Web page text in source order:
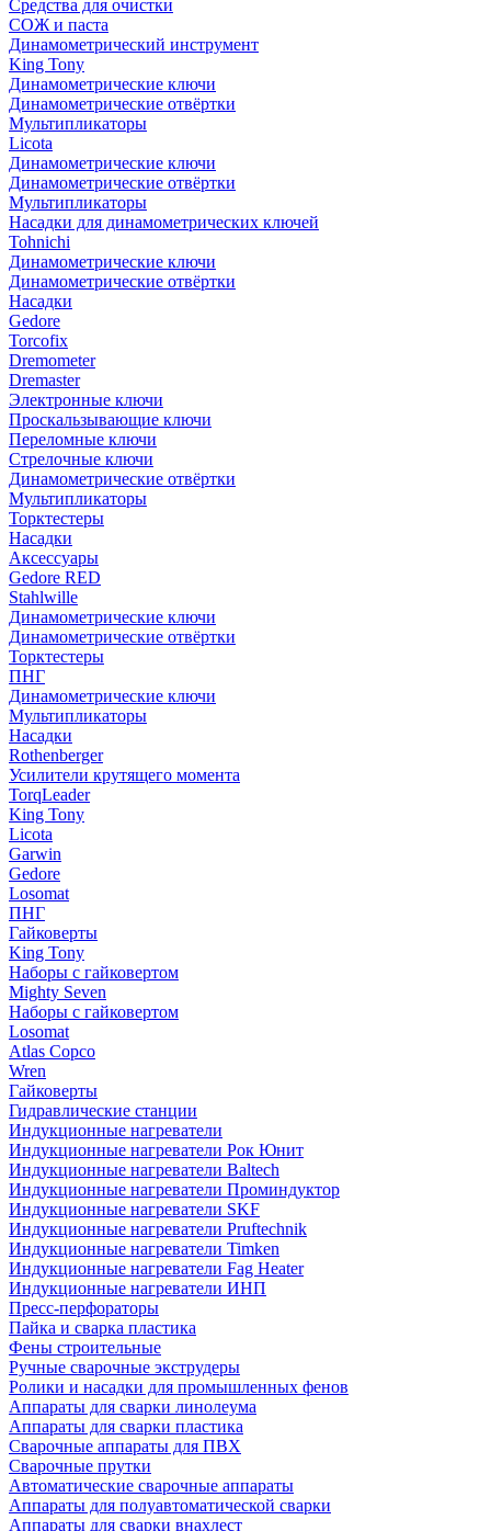
Средства для очистки
СОЖ и паста
Динамометрический инструмент
King Tony
Динамометрические ключи
Динамометрические отвёртки
Мультипликаторы
Licota
Динамометрические ключи
Динамометрические отвёртки
Мультипликаторы
Насадки для динамометрических ключей
Tohnichi
Динамометрические ключи
Динамометрические отвёртки
Насадки
Gedore
Torcofix
Dremometer
Dremaster
Электронные ключи
Проскальзывающие ключи
Переломные ключи
Стрелочные ключи
Динамометрические отвёртки
Мультипликаторы
Торктестеры
Насадки
Аксессуары
Gedore RED
Stahlwille
Динамометрические ключи
Динамометрические отвёртки
Торктестеры
ПНГ
Динамометрические ключи
Мультипликаторы
Насадки
Rothenberger
Усилители крутящего момента
TorqLeader
King Tony
Licota
Garwin
Gedore
Losomat
ПНГ
Гайковерты
King Tony
Наборы с гайковертом
Mighty Seven
Наборы с гайковертом
Losomat
Atlas Copco
Wren
Гайковерты
Гидравлические станции
Индукционные нагреватели
Индукционные нагреватели Рок Юнит
Индукционные нагреватели Baltech
Индукционные нагреватели Проминдуктор
Индукционные нагреватели SKF
Индукционные нагреватели Pruftechnik
Индукционные нагреватели Timken
Индукционные нагреватели Fag Heater
Индукционные нагреватели ИНП
Пресс-перфораторы
Пайка и сварка пластика
Фены строительные
Ручные сварочные экструдеры
Ролики и насадки для промышленных фенов
Аппараты для сварки линолеума
Аппараты для сварки пластика
Сварочные аппараты для ПВХ
Сварочные прутки
Автоматические сварочные аппараты
Аппараты для полуавтоматической сварки
Аппараты для сварки внахлест